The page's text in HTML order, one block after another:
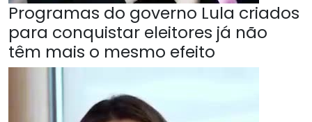
Programas do governo Lula criados
para conquistar eleitores já não
têm mais o mesmo efeito